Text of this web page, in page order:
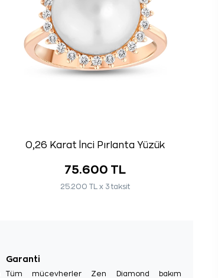
0,26 Karat İnci Pırlanta Yüzük
75.600 TL
25.200 TL x 3 taksit
Garanti
Tüm mücevherler Zen Diamond bakım